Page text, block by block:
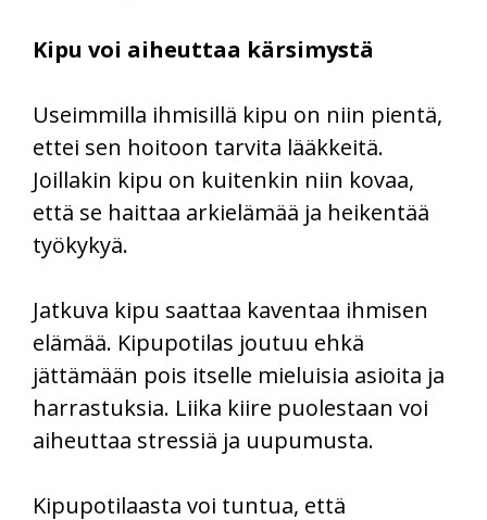
Kipu voi aiheuttaa kärsimystä
Useimmilla ihmisillä kipu on niin pientä,
ettei sen hoitoon tarvita lääkkeitä.
Joillakin kipu on kuitenkin niin kovaa,
että se haittaa arkielämää ja heikentää
työkykyä.
Jatkuva kipu saattaa kaventaa ihmisen
elämää. Kipupotilas joutuu ehkä
jättämään pois itselle mieluisia asioita ja
harrastuksia. Liika kiire puolestaan voi
aiheuttaa stressiä ja uupumusta.
Kipupotilaasta voi tuntua, että